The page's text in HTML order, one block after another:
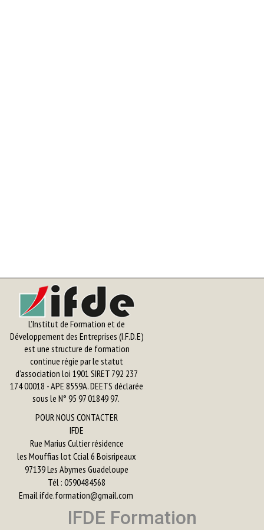
L’Institut de Formation et de
Développement des Entreprises (I.F.D.E)
est une structure de formation
continue régie par le statut
d’association loi 1901 SIRET 792 237
174 00018 - APE 8559A. DEETS déclarée
sous le N° 95 97 01849 97.
POUR NOUS CONTACTER
IFDE
Rue Marius Cultier résidence
les Mouffias lot Ccial 6 Boisripeaux
97139 Les Abymes Guadeloupe
Tél : 0590484568
Emailifde.formation@gmail.com
IFDE Formation